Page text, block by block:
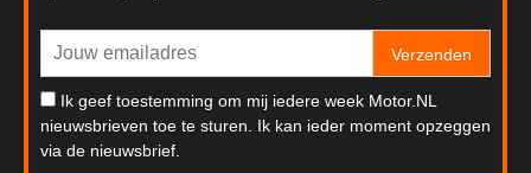
Verzenden
Ik geef toestemming om mij iedere week Motor.NL
nieuwsbrieven toe te sturen. Ik kan ieder moment opzeggen
via de nieuwsbrief.